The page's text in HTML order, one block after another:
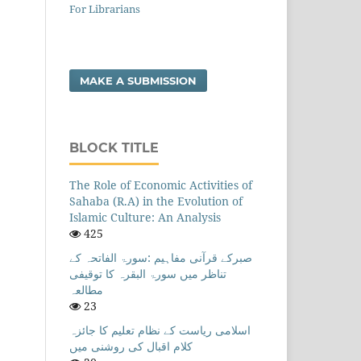
For Librarians
MAKE A SUBMISSION
BLOCK TITLE
The Role of Economic Activities of
Sahaba (R.A) in the Evolution of
Islamic Culture: An Analysis
425
صبرکے قرآنی مفاہیم :سورۃ الفاتحہ کے
تناظر میں سورۃ البقرہ کا توقیفی
مطالعہ
23
اسلامی ریاست کے نظام تعلیم کا جائزہ
کلام اقبال کی روشنی میں